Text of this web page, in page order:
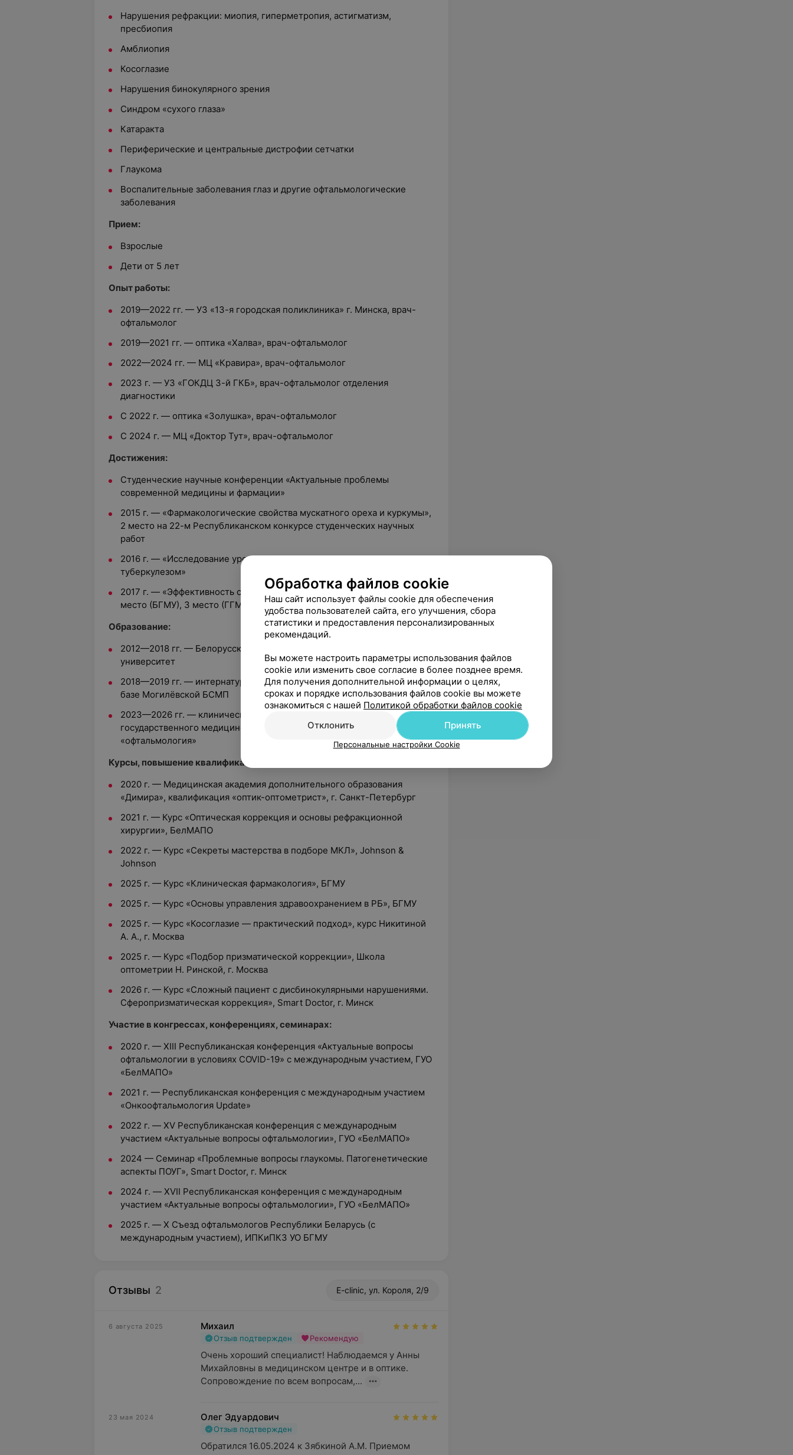
Нарушения рефракции: миопия, гиперметропия, астигматизм,
пресбиопия
Амблиопия
Косоглазие
Нарушения бинокулярного зрения
Синдром «сухого глаза»
Катаракта
Периферические и центральные дистрофии сетчатки
Глаукома
Воспалительные заболевания глаз и другие офтальмологические
заболевания
Прием:
Взрослые
Дети от 5 лет
Опыт работы:
2019—2022 гг. — УЗ «13-я городская поликлиника» г. Минска, врач-
офтальмолог
2019—2021 гг. — оптика «Халва», врач-офтальмолог
2022—2024 гг. — МЦ «Кравира», врач-офтальмолог
2023 г. — УЗ «ГОКДЦ 3-й ГКБ», врач-офтальмолог отделения
диагностики
С 2022 г. — оптика «Золушка», врач-офтальмолог
С 2024 г. — МЦ «Доктор Тут», врач-офтальмолог
Достижения:
Студенческие научные конференции «Актуальные проблемы
современной медицины и фармации»
2015 г. — «Фармакологические свойства мускатного ореха и куркумы»,
2 место на 22-м Республиканском конкурсе студенческих научных
работ
2016 г. — «Исследование уровня холестерина у пациентов с
туберкулезом»
2017 г. — «Эффективность субтенонового введения цераксона», 3
место (БГМУ), 3 место (ГГМУ)
Образование:
2012—2018 гг. — Белорусский государственный медицинский
университет
2018—2019 гг. — интернатура по специальности «офтальмология» на
базе Могилёвской БСМП
2023—2026 гг. — клиническая ординатура Белорусского
государственного медицинского университета, специальность
«офтальмология»
Курсы, повышение квалификации:
2020 г. — Медицинская академия дополнительного образования
«Димира», квалификация «оптик-оптометрист», г. Санкт-Петербург
2021 г. — Курс «Оптическая коррекция и основы рефракционной
хирургии», БелМАПО
2022 г. — Курс «Секреты мастерства в подборе МКЛ», Johnson &
Johnson
2025 г. — Курс «Клиническая фармакология», БГМУ
2025 г. — Курс «Основы управления здравоохранением в РБ», БГМУ
2025 г. — Курс «Косоглазие — практический подход», курс Никитиной
А. А., г. Москва
2025 г. — Курс «Подбор призматической коррекции», Школа
оптометрии Н. Ринской, г. Москва
2026 г. — Курс «Сложный пациент с дисбинокулярными нарушениями.
Сферопризматическая коррекция», Smart Doctor, г. Минск
Участие в конгрессах, конференциях, семинарах:
2020 г. — ХIII Республиканская конференция «Актуальные вопросы
офтальмологии в условиях COVID-19» с международным участием, ГУО
«БелМАПО»
2021 г. — Республиканская конференция с международным участием
«Онкоофтальмология Update»
2022 г. — XV Республиканская конференция с международным
участием «Актуальные вопросы офтальмологии», ГУО «БелМАПО»
2024 — Семинар «Проблемные вопросы глаукомы. Патогенетические
аспекты ПОУГ», Smart Doctor, г. Минск
2024 г. — XVII Республиканская конференция с международным
участием «Актуальные вопросы офтальмологии», ГУО «БелМАПО»
2025 г. — X Съезд офтальмологов Республики Беларусь (с
международным участием), ИПКиПКЗ УО БГМУ
Отзывы 2 E-clinic, ул. Короля, 2/9
6 августа 2025 Михаил
Отзыв подтвержден Рекомендую
Очень хороший специалист! Наблюдаемся у Анны
Михайловны в медицинском центре и в оптике.
Сопровождение по всем вопросам,...
23 мая 2024 Олег Эдуардович
Отзыв подтвержден
Обратился 16.05.2024 к Зябкиной А.М. Приемом
Обработка файлов cookie
Наш сайт использует файлы cookie для обеспечения
удобства пользователей сайта, его улучшения, сбора
статистики и предоставления персонализированных
рекомендаций.
Вы можете настроить параметры использования файлов
cookie или изменить свое согласие в более позднее время.
Для получения дополнительной информации о целях,
сроках и порядке использования файлов cookie вы можете
ознакомиться с нашей Политикой обработки файлов cookie
Отклонить
Принять
Персональные настройки Cookie